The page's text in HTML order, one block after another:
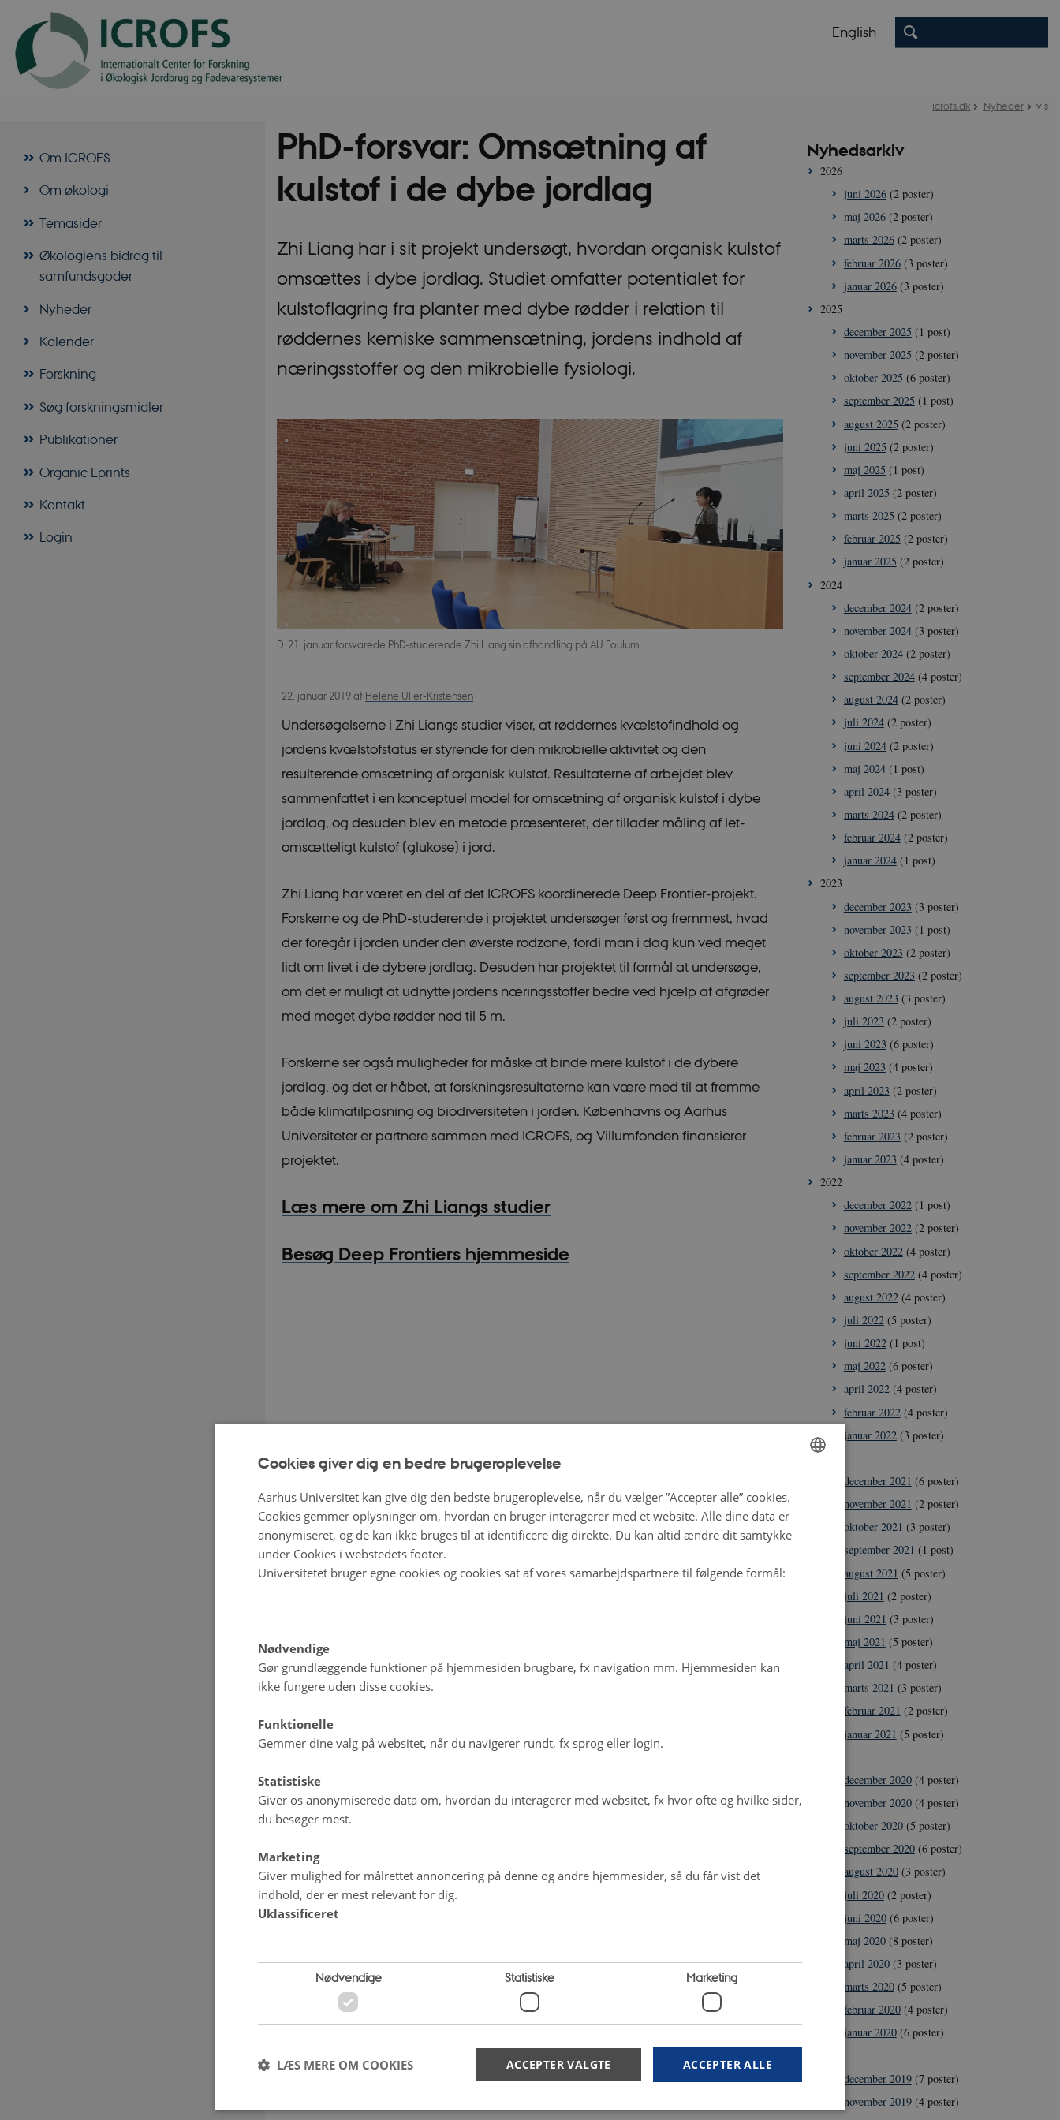
English
icrofs.dk Nyheder vis
Om ICROFS
Om økologi
Temasider
Økologiens bidrag til
samfundsgoder
Nyheder
Kalender
Forskning
Søg forskningsmidler
Publikationer
Organic Eprints
Kontakt
Login
PhD-forsvar: Omsætning af
kulstof i de dybe jordlag
Zhi Liang har i sit projekt undersøgt, hvordan organisk kulstof
omsættes i dybe jordlag. Studiet omfatter potentialet for
kulstoflagring fra planter med dybe rødder i relation til
røddernes kemiske sammensætning, jordens indhold af
næringsstoffer og den mikrobielle fysiologi.
D. 21. januar forsvarede PhD-studerende Zhi Liang sin afhandling på AU Foulum.
22. januar 2019 af Helene Uller-Kristensen
Undersøgelserne i Zhi Liangs studier viser, at røddernes kvælstofindhold og
jordens kvælstofstatus er styrende for den mikrobielle aktivitet og den
resulterende omsætning af organisk kulstof. Resultaterne af arbejdet blev
sammenfattet i en konceptuel model for omsætning af organisk kulstof i dybe
jordlag, og desuden blev en metode præsenteret, der tillader måling af let-
omsætteligt kulstof (glukose) i jord.
Zhi Liang har været en del af det ICROFS koordinerede Deep Frontier-projekt.
Forskerne og de PhD-studerende i projektet undersøger først og fremmest, hvad
der foregår i jorden under den øverste rodzone, fordi man i dag kun ved meget
lidt om livet i de dybere jordlag. Desuden har projektet til formål at undersøge,
om det er muligt at udnytte jordens næringsstoffer bedre ved hjælp af afgrøder
med meget dybe rødder ned til 5 m.
Forskerne ser også muligheder for måske at binde mere kulstof i de dybere
jordlag, og det er håbet, at forskningsresultaterne kan være med til at fremme
både klimatilpasning og biodiversiteten i jorden. Københavns og Aarhus
Universiteter er partnere sammen med ICROFS, og Villumfonden finansierer
projektet.
Læs mere om Zhi Liangs studier
Besøg Deep Frontiers hjemmeside
Nyhedsarkiv
2026
juni 2026(2 poster)
maj 2026(2 poster)
marts 2026(2 poster)
februar 2026(3 poster)
januar 2026(3 poster)
2025
december 2025 (1 post)
november 2025 (2 poster)
oktober 2025 (6 poster)
september 2025 (1 post)
august 2025 (2 poster)
juni 2025 (2 poster)
maj 2025 (1 post)
april 2025 (2 poster)
marts 2025 (2 poster)
februar 2025 (2 poster)
januar 2025 (2 poster)
2024
december 2024(2 poster)
november 2024(3 poster)
oktober 2024(2 poster)
september 2024(4 poster)
august 2024(2 poster)
juli 2024(2 poster)
juni 2024(2 poster)
maj 2024(1 post)
april 2024(3 poster)
marts 2024(2 poster)
februar 2024(2 poster)
januar 2024(1 post)
2023
december 2023 (3 poster)
november 2023 (1 post)
oktober 2023 (2 poster)
september 2023 (2 poster)
august 2023 (3 poster)
juli 2023 (2 poster)
juni 2023 (6 poster)
maj 2023 (4 poster)
april 2023 (2 poster)
marts 2023 (4 poster)
februar 2023 (2 poster)
januar 2023 (4 poster)
2022
december 2022(1 post)
november 2022(2 poster)
oktober 2022(4 poster)
september 2022(4 poster)
august 2022(4 poster)
juli 2022(5 poster)
juni 2022(1 post)
maj 2022(6 poster)
april 2022(4 poster)
februar 2022(4 poster)
januar 2022(3 poster)
2021
december 2021 (6 poster)
november 2021 (2 poster)
oktober 2021 (3 poster)
september 2021 (1 post)
august 2021 (5 poster)
juli 2021 (2 poster)
juni 2021 (3 poster)
maj 2021 (5 poster)
april 2021 (4 poster)
marts 2021 (3 poster)
februar 2021 (2 poster)
januar 2021 (5 poster)
december 2020(4 poster)
november 2020(4 poster)
oktober 2020(5 poster)
september 2020(6 poster)
august 2020(3 poster)
juli 2020(2 poster)
juni 2020(6 poster)
maj 2020(8 poster)
april 2020(3 poster)
marts 2020(5 poster)
februar 2020(4 poster)
januar 2020(6 poster)
december 2019(7 poster)
november 2019(4 poster)
DANISH
Cookies giver dig en bedre brugeroplevelse
Aarhus Universitet kan give dig den bedste brugeroplevelse, når du vælger ”Accepter alle” cookies.
Cookies gemmer oplysninger om, hvordan en bruger interagerer med et website. Alle dine data er
anonymiseret, og de kan ikke bruges til at identificere dig direkte. Du kan altid ændre dit samtykke
under Cookies i webstedets footer.
Universitetet bruger egne cookies og cookies sat af vores samarbejdspartnere til følgende formål:
Nødvendige
Gør grundlæggende funktioner på hjemmesiden brugbare, fx navigation mm. Hjemmesiden kan
ikke fungere uden disse cookies.
Funktionelle
Gemmer dine valg på websitet, når du navigerer rundt, fx sprog eller login.
Statistiske
Giver os anonymiserede data om, hvordan du interagerer med websitet, fx hvor ofte og hvilke sider,
du besøger mest.
Marketing
Giver mulighed for målrettet annoncering på denne og andre hjemmesider, så du får vist det
indhold, der er mest relevant for dig.
Uklassificeret
Nødvendige Statistiske Marketing
ACCEPTER ALLE
ACCEPTER VALGTE
LÆS MERE OM COOKIES